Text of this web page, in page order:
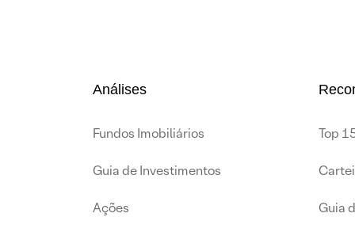
Análises
Fundos Imobiliários
Guia de Investimentos
Ações
Top
Guia